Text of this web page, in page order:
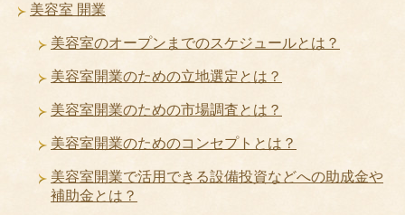
美容室 開業
美容室のオープンまでのスケジュールとは？
美容室開業のための立地選定とは？
美容室開業のための市場調査とは？
美容室開業のためのコンセプトとは？
美容室開業で活用できる設備投資などへの助成金や
補助金とは？